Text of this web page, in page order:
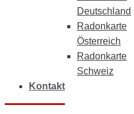
Deutschland
Radonkarte
Österreich
Radonkarte
Schweiz
Kontakt